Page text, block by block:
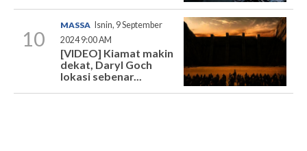
10
MASSA
Isnin, 9 September
2024 9:00 AM
[VIDEO] Kiamat makin
dekat, Daryl Goch
lokasi sebenar...